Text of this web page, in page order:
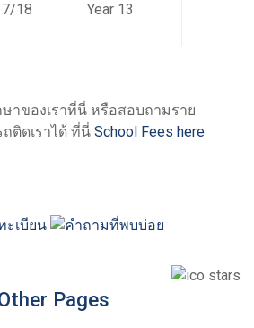
18 Year 13
าของเราที่นี่ หรือสอบถามราย
ถติดเราได้ ที่นี่ School Fees here
Pages